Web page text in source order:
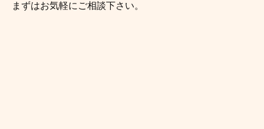
まずはお気軽にご相談下さい。